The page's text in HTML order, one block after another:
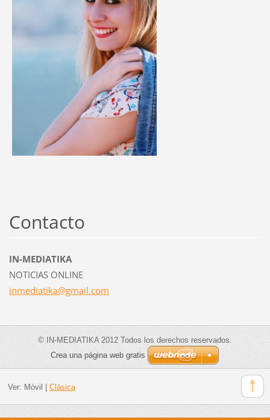
Contacto
IN-MEDIATIKA
NOTICIAS ONLINE
inmediatika@gmail.com
© IN-MEDIATIKA 2012 Todos los derechos reservados.
Crea una página web gratis
Ver: Móvil Clásica